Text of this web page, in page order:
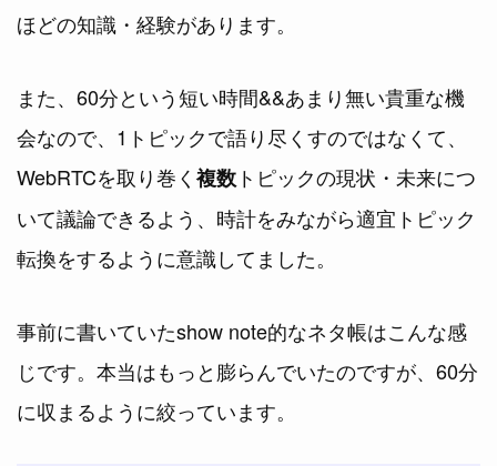
ほどの知識・経験があります。
また、60分という短い時間&&あまり無い貴重な機
会なので、1トピックで語り尽くすのではなくて、
WebRTCを取り巻く 複数 トピックの現状・未来につ
いて議論できるよう、時計をみながら適宜トピック
転換をするように意識してました。
事前に書いていたshow note的なネタ帳はこんな感
じです。本当はもっと膨らんでいたのですが、60分
に収まるように絞っています。